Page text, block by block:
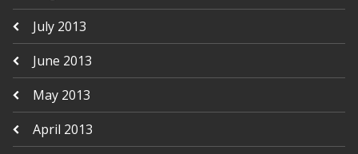
July 2013
June 2013
May 2013
April 2013